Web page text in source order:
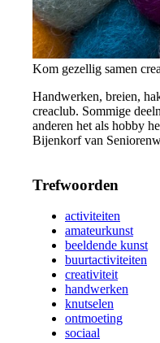
Kom gezellig samen
Handwerken, breien,
creaclub. Sommige
anderen het als hobby
Bijenkorf van
Trefwoorden
activiteiten
amateurkunst
beeldende kunst
buurtactiviteiten
creativiteit
handwerken
knutselen
ontmoeting
sociaal